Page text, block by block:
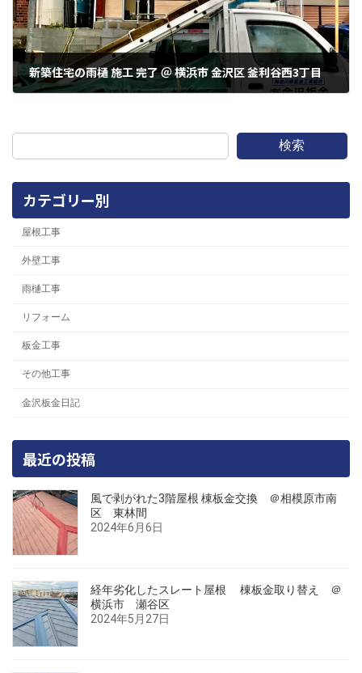
新築住宅の雨樋 施工 完了 ＠ 横浜市 金沢区 釜利谷西3丁目
検索
カテゴリー別
屋根工事
外壁工事
雨樋工事
リフォーム
板金工事
その他工事
金沢板金日記
最近の投稿
風で剥がれた3階屋根 棟板金交換 ＠相模原市南
区 東林間
2024年6月6日
経年劣化したスレート屋根 棟板金取り替え ＠
横浜市 瀬谷区
2024年5月27日